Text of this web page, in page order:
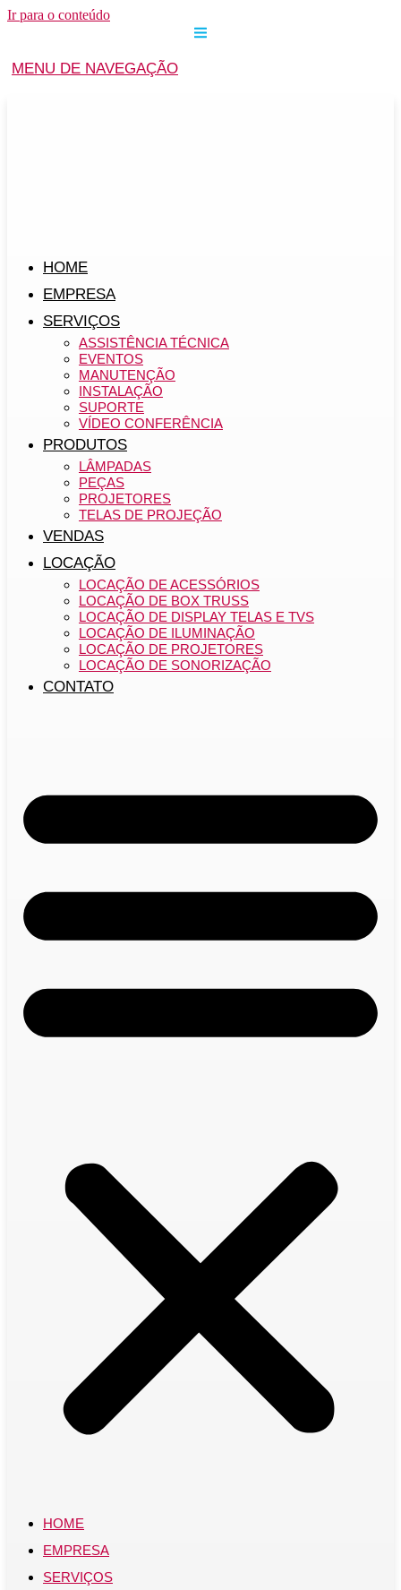
Ir para o conteúdo
MENU DE NAVEGAÇÃO
HOME
EMPRESA
SERVIÇOS
ASSISTÊNCIA TÉCNICA
EVENTOS
MANUTENÇÃO
INSTALAÇÃO
SUPORTE
VÍDEO CONFERÊNCIA
PRODUTOS
LÂMPADAS
PEÇAS
PROJETORES
TELAS DE PROJEÇÃO
VENDAS
LOCAÇÃO
LOCAÇÃO DE ACESSÓRIOS
LOCAÇÃO DE BOX TRUSS
LOCAÇÃO DE DISPLAY TELAS E TVS
LOCAÇÃO DE ILUMINAÇÃO
LOCAÇÃO DE PROJETORES
LOCAÇÃO DE SONORIZAÇÃO
CONTATO
HOME
EMPRESA
SERVIÇOS